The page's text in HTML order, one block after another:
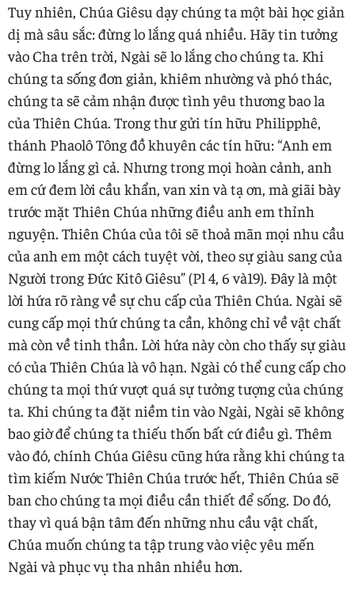
Tuy nhiên, Chúa Giêsu dạy chúng ta một bài học giản
dị mà sâu sắc: đừng lo lắng quá nhiều. Hãy tin tưởng
vào Cha trên trời, Ngài sẽ lo lắng cho chúng ta. Khi
chúng ta sống đơn giản, khiêm nhường và phó thác,
chúng ta sẽ cảm nhận được tình yêu thương bao la
của Thiên Chúa. Trong thư gửi tín hữu Philipphê,
thánh Phaolô Tông đồ khuyên các tín hữu: “Anh em
đừng lo lắng gì cả. Nhưng trong mọi hoàn cảnh, anh
em cứ đem lời cầu khẩn, van xin và tạ ơn, mà giãi bày
trước mặt Thiên Chúa những điều anh em thỉnh
nguyện. Thiên Chúa của tôi sẽ thoả mãn mọi nhu cầu
của anh em một cách tuyệt vời, theo sự giàu sang của
Người trong Đức Kitô Giêsu” (Pl 4, 6 và19). Đây là một
lời hứa rõ ràng về sự chu cấp của Thiên Chúa. Ngài sẽ
cung cấp mọi thứ chúng ta cần, không chỉ về vật chất
mà còn về tinh thần. Lời hứa này còn cho thấy sự giàu
có của Thiên Chúa là vô hạn. Ngài có thể cung cấp cho
chúng ta mọi thứ vượt quá sự tưởng tượng của chúng
ta. Khi chúng ta đặt niềm tin vào Ngài, Ngài sẽ không
bao giờ để chúng ta thiếu thốn bất cứ điều gì. Thêm
vào đó, chính Chúa Giêsu cũng hứa rằng khi chúng ta
tìm kiếm Nước Thiên Chúa trước hết, Thiên Chúa sẽ
ban cho chúng ta mọi điều cần thiết để sống. Do đó,
thay vì quá bận tâm đến những nhu cầu vật chất,
Chúa muốn chúng ta tập trung vào việc yêu mến
Ngài và phục vụ tha nhân nhiều hơn.